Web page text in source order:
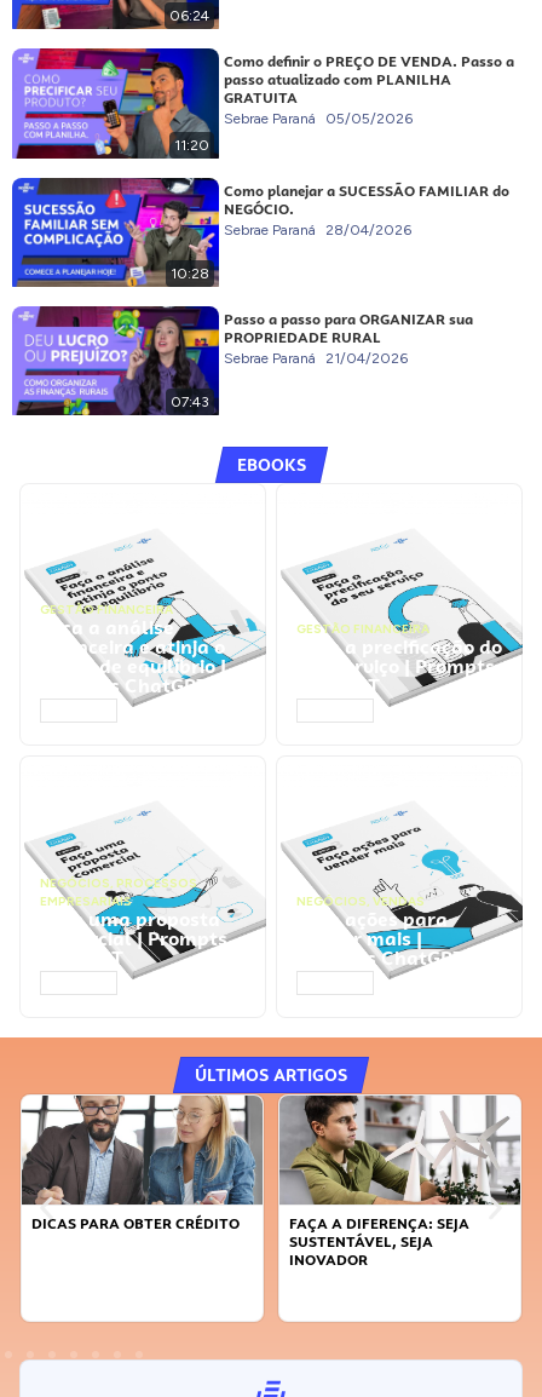
06:24
11:20
Como definir o PREÇO DE VENDA. Passo a
passo atualizado com PLANILHA
GRATUITA
Sebrae Paraná 05/05/2026
10:28
Como planejar a SUCESSÃO FAMILIAR do
NEGÓCIO.
Sebrae Paraná 28/04/2026
07:43
Passo a passo para ORGANIZAR sua
PROPRIEDADE RURAL
Sebrae Paraná 21/04/2026
EBOOKS
GESTÃO FINANCEIRA
Faça a análise
financeira e atinja o
ponto de equilíbrio |
Prompts ChatGPT
GESTÃO FINANCEIRA
Faça a precificação do
seu serviço | Prompts
ChatGPT
NEGÓCIOS, PROCESSOS
EMPRESARIAIS
Faça uma proposta
comercial | Prompts
ChatGPT
NEGÓCIOS, VENDAS
Faça ações para
vender mais |
Prompts ChatGPT
ÚLTIMOS ARTIGOS
DICAS PARA OBTER CRÉDITO
FAÇA A DIFERENÇA: SEJA
SUSTENTÁVEL, SEJA
INOVADOR